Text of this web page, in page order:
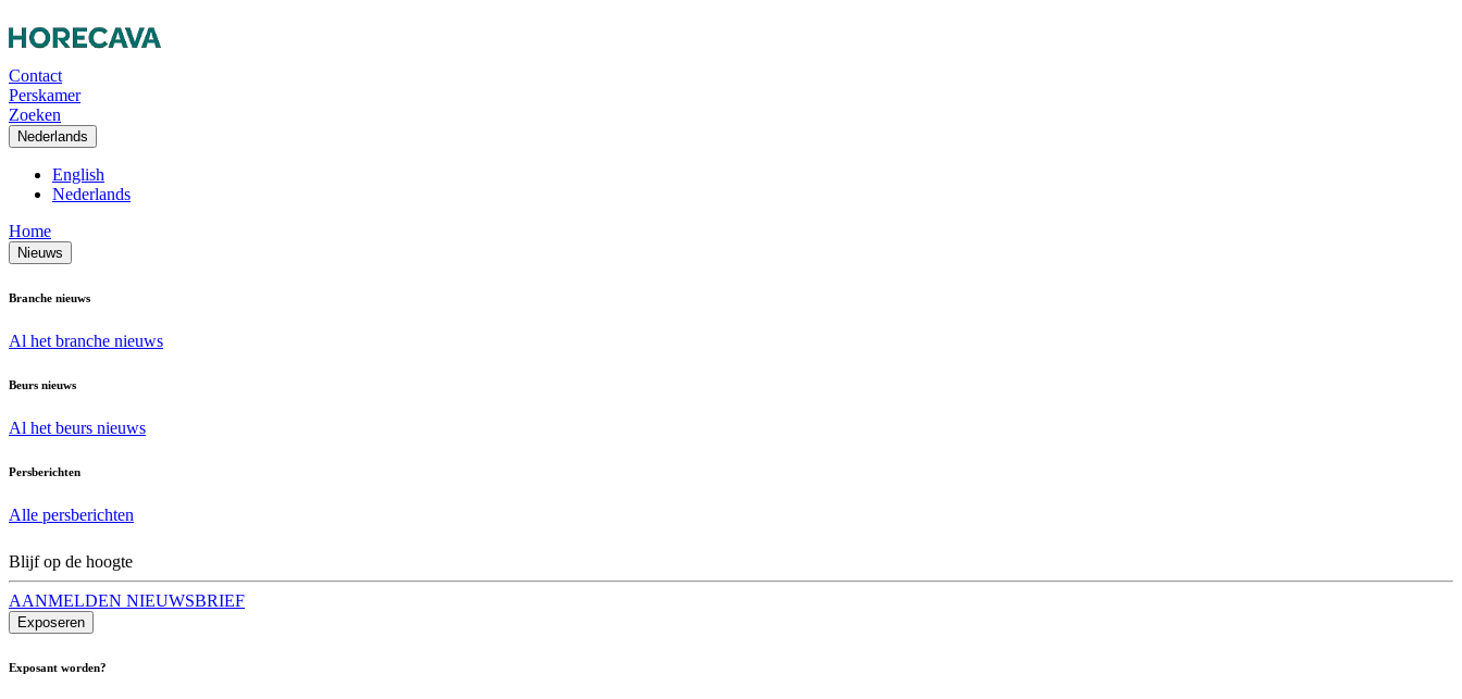
Contact
Perskamer
Zoeken
Nederlands
English
Nederlands
Home
Nieuws
Branche nieuws
Al het branche nieuws
Beurs nieuws
Al het beurs nieuws
Persberichten
Alle persberichten
Blijf op de hoogte
AANMELDEN NIEUWSBRIEF
Exposeren
Exposant worden?